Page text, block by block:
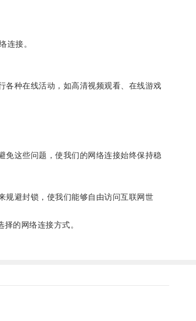
连接。
种在线活动，如高清视频观看、在线游戏
这些问题，使我们的网络连接始终保持稳
避封锁，使我们能够自由访问互联网世
的网络连接方式。